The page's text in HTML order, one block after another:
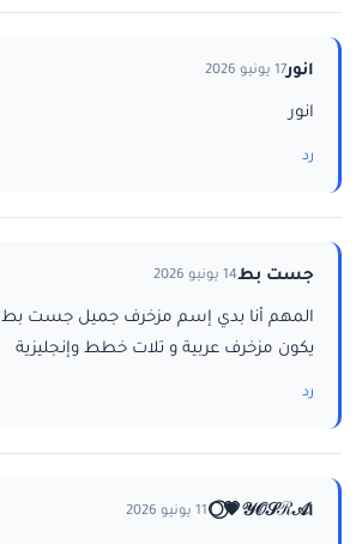
انور17 يونيو 2026
انور
رد
جست بط14 يونيو 2026
المهم أنا بدي إسم مزخرف جميل جست بط
يكون مزخرف عربية و تلات خطط وإنجليزية
رد
ا𝒴𝒪𝒮ℛ𝒜💗⃝🌕 11 يونيو 2026